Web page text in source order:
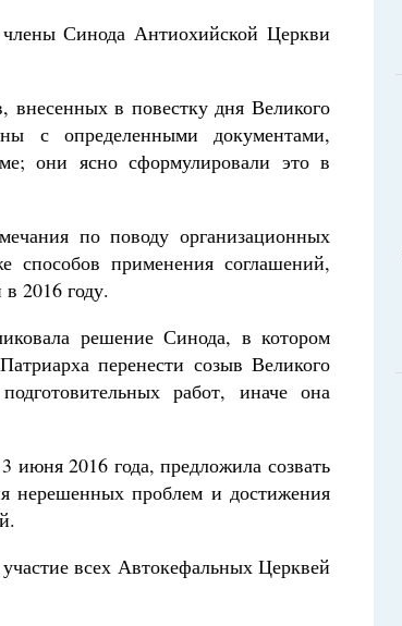
Синода Антиохийской Церкви
в повестку дня Великого
с определенными документами,
они ясно сформулировали это в
по поводу организационных
способов применения соглашений,
2016 году.
решение Синода, в котором
перенести созыв Великого
работ, иначе она
июня 2016 года, предложила созвать
нерешенных проблем и достижения
всех Автокефальных Церквей